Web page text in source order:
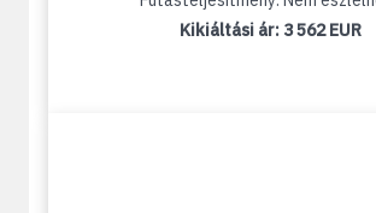
Kikiáltási ár: 3 562 EUR